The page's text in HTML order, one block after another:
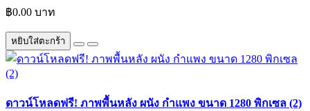
฿0.00 บาท
หยิบใส่ตะกร้า
ดาวน์โหลดฟรี! ภาพพื้นหลัง ผนัง กำแพง ขนาด 1280 พิกเซล (2)